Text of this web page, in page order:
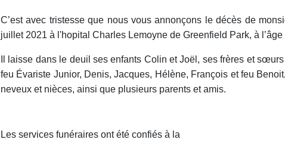
C’est avec tristesse que nous vous annonçons le décès de
juillet 2021 à l'hopital Charles Lemoyne de Greenfield Park, à l’âge
Il laisse dans le deuil ses enfants Colin et Joël, ses frères et
feu Évariste Junior, Denis, Jacques, Hélène, François et feu
neveux et nièces, ainsi que plusieurs parents et amis.
Les services funéraires ont été confiés à la